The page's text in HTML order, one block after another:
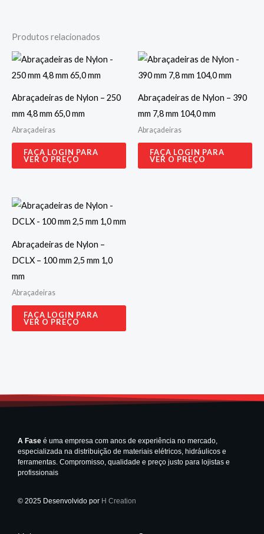
Produtos relacionados
Abraçadeiras de Nylon – 250
mm 4,8 mm 65,0 mm
Abraçadeiras
FAÇA LOGIN PARA
VER O PREÇO
Abraçadeiras de Nylon – 390
mm 7,8 mm 104,0 mm
Abraçadeiras
FAÇA LOGIN PARA
VER O PREÇO
Abraçadeiras de Nylon –
DCLX – 100 mm 2,5 mm 1,0
mm
Abraçadeiras
FAÇA LOGIN PARA
VER O PREÇO
A Fase é uma empresa com anos de experiência no mercado,
especializada na distribuição de materiais elétricos, hidráulicos e
ferramentas. Compromisso, qualidade e preço justo para lojistas e
profissionais
© 2025 Desenvolvido por H Creation